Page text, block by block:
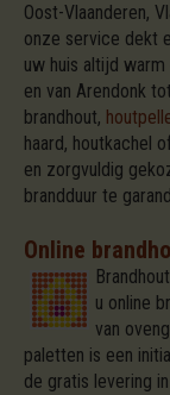
Oost-Vlaanderen,
onze service dekt
uw huis altijd
en van Arendonk
brandhout,
haard, houtkachel
en zorgvuldig
brandduur te
Online
u online
van
paletten is een
de gratis levering